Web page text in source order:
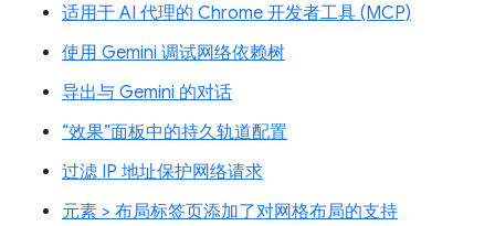
适用于 AI 代理的 Chrome 开发者工具 (MCP)
使用 Gemini 调试网络依赖树
导出与 Gemini 的对话
“效果”面板中的持久轨道配置
过滤 IP 地址保护网络请求
元素 > 布局标签页添加了对网格布局的支持